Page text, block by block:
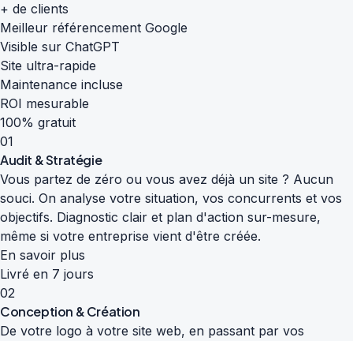
+ de clients
Meilleur référencement Google
Visible sur ChatGPT
Site ultra-rapide
Maintenance incluse
ROI mesurable
100% gratuit
01
Audit & Stratégie
Vous partez de zéro ou vous avez déjà un site ? Aucun
souci. On analyse votre situation, vos concurrents et vos
objectifs. Diagnostic clair et plan d'action sur-mesure,
même si votre entreprise vient d'être créée.
En savoir plus
Livré en 7 jours
02
Conception & Création
De votre logo à votre site web, en passant par vos